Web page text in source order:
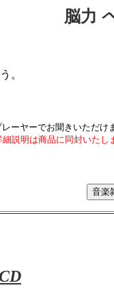
脳力
。
ーヤーでお聞きいただけ
説明は商品に同封いたし